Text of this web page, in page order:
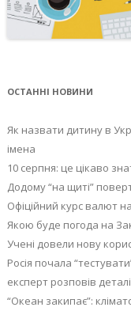
ОСТАННІ НОВИНИ
Як назвати дитину в
імена
10 серпня: це цікаво
Додому “на щиті”
Офіційний курс валют
Якою буде погода на
Учені довели нову
Росія почала
експерт розповів деталі
“Океан закипає”: